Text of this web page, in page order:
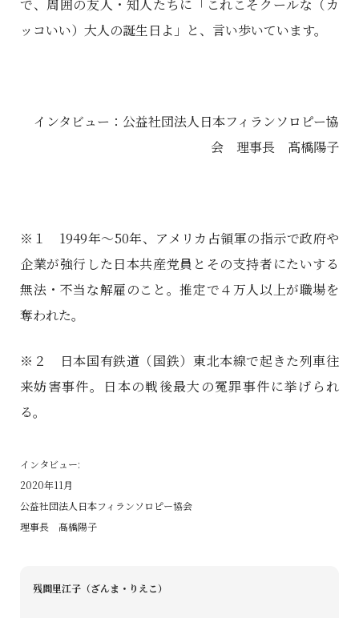
で、周囲の友人・知人たちに「これこそクールな（カ
ッコいい）大人の誕生日よ」と、言い歩いています。
インタビュー：公益社団法人日本フィランソロピー協
会 理事長 髙橋陽子
※１ 1949年～50年、アメリカ占領軍の指示で政府や
企業が強行した日本共産党員とその支持者にたいする
無法・不当な解雇のこと。推定で４万人以上が職場を
奪われた。
※２ 日本国有鉄道（国鉄）東北本線で起きた列車往
来妨害事件。日本の戦後最大の冤罪事件に挙げられ
る。
インタビュー:
2020年11月
公益社団法人日本フィランソロピー協会
理事長 髙橋陽子
残間里江子（ざんま・りえこ）